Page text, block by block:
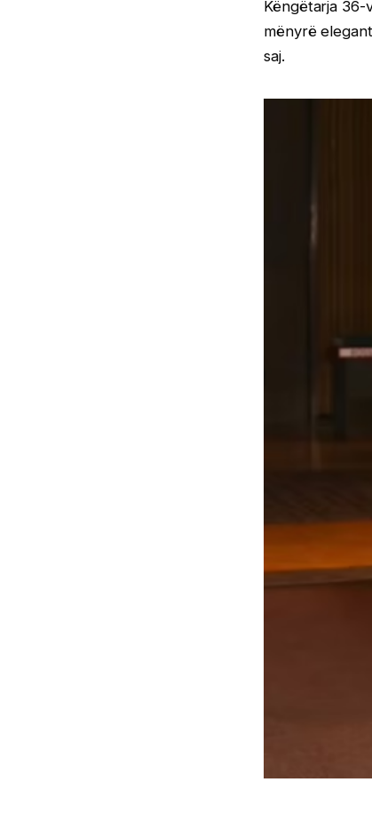
Këngëtarja
mënyrë
saj.